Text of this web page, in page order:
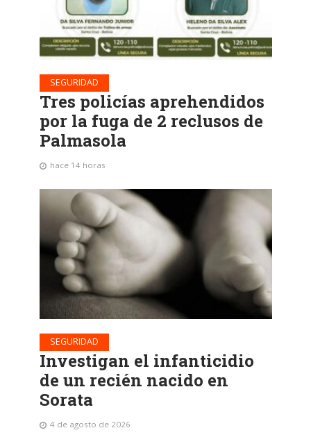
SEGURIDAD
Tres policías aprehendidos
por la fuga de 2 reclusos de
Palmasola
hace 14 horas
SEGURIDAD
Investigan el infanticidio
de un recién nacido en
Sorata
4 de agosto de 2026